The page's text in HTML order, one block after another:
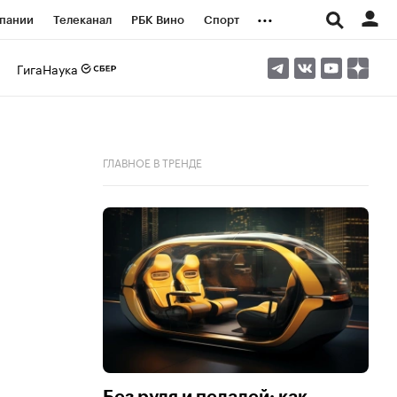
Телеканал РБК Вино Спорт ...
ГигаНаука
ГЛАВНОЕ В ТРЕНДЕ